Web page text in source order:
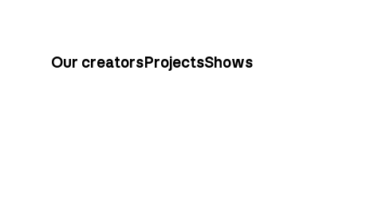
Our creators ProjectsShows